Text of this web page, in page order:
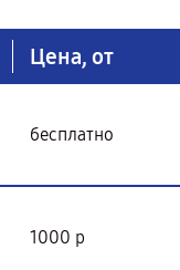
Цена, от
бесплатно
1000 р